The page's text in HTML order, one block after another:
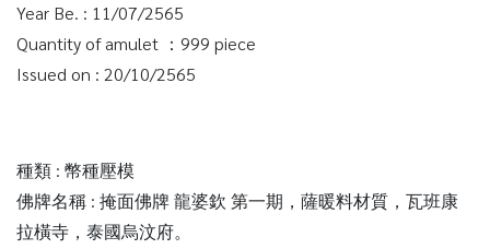
Year Be. : 11/07/2565
Quantity of amulet ：999 piece
Issued on : 20/10/2565
種類 : 幣種壓模
佛牌名稱 : 掩面佛牌 龍婆欽 第一期，薩暖料材質，瓦班康
拉橫寺，泰國烏汶府。